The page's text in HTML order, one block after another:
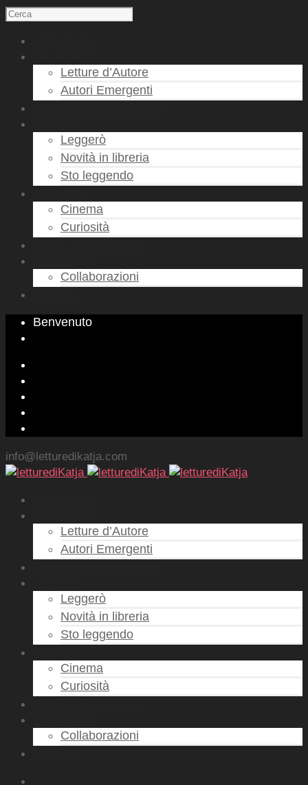
Letture d’Autore
Autori Emergenti
Leggerò
Novità in libreria
Sto leggendo
Cinema
Curiosità
Collaborazioni
Benvenuto
info@letturedikatja.com
Letture d’Autore
Autori Emergenti
Leggerò
Novità in libreria
Sto leggendo
Cinema
Curiosità
Collaborazioni